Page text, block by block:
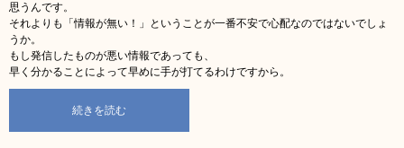
思うんです。
それよりも「情報が無い！」ということが一番不安で心配なのではないでしょ
うか。
もし発信したものが悪い情報であっても、
早く分かることによって早めに手が打てるわけですから。
続きを読む